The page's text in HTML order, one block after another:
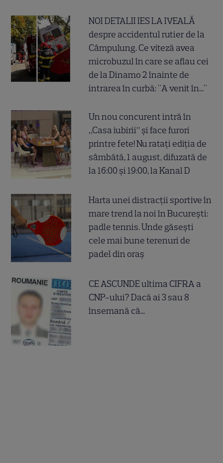
NOI DETALII IES LA IVEALĂ
despre accidentul rutier de la
Câmpulung. Ce viteză avea
microbuzul în care se aflau cei
de la Dinamo 2 înainte de
intrarea în curbă: "A venit în..."
Un nou concurent intră în
„Casa iubirii” și face furori
printre fete! Nu ratați ediția de
sâmbătă, 1 august, difuzată de
la 16:00 și 19:00, la Kanal D
Harta unei distracții sportive în
mare trend la noi în București:
padle tennis. Unde găsești
cele mai bune terenuri de
padel din oraș
CE ASCUNDE ultima CIFRA a
CNP-ului? Dacă ai 3 sau 8
însemană că...